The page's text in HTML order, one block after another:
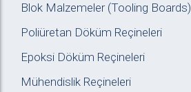
Blok Malzemeler (Tooling Boards)
Poliüretan Döküm Reçineleri
Epoksi Döküm Reçineleri
Mühendislik Reçineleri